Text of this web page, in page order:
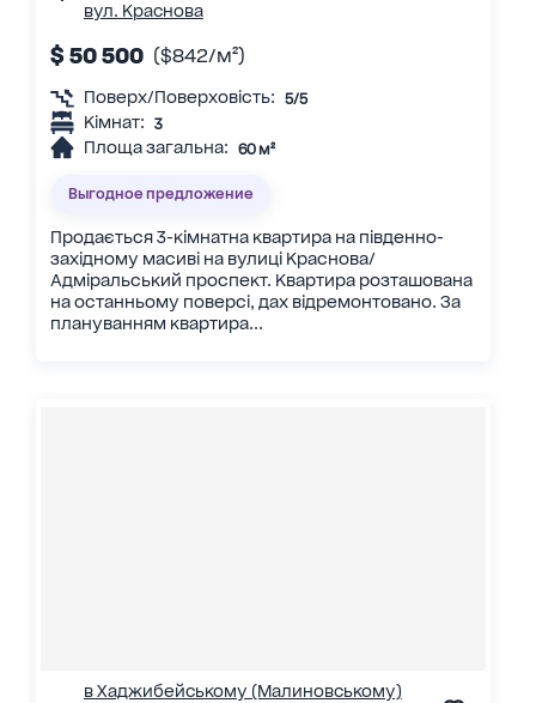
вул. Краснова
$ 50 500 ($842/м²)
Поверх/Поверховість: 5/5
Кімнат: 3
Площа загальна: 60 м²
Выгодное предложение
Продається 3-кімнатна квартира на південно-
західному масиві на вулиці Краснова/
Адміральський проспект. Квартира розташована
на останньому поверсі, дах відремонтовано. За
плануванням квартира...
в Хаджибейському (Малиновському)